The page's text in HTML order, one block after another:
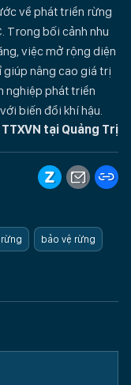
về phát triển rừng
Trong bối cảnh nhu
việc mở rộng diện
nâng cao giá trị
nghiệp phát triển
biến đổi khí hậu.
tại Quảng Trị
bảo vệ rừng